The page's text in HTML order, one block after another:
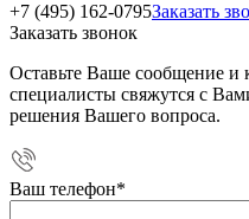
+7 (495) 162-0795Заказать
Заказать звонок
Оставьте Ваше сообщение
специалисты свяжутся с
решения Вашего вопроса.
Ваш телефон*